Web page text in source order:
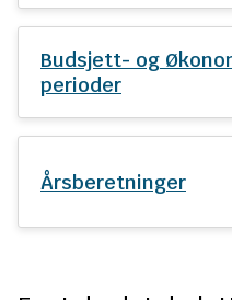
u
e
Budsjett- og
perioder
Årsberetninger